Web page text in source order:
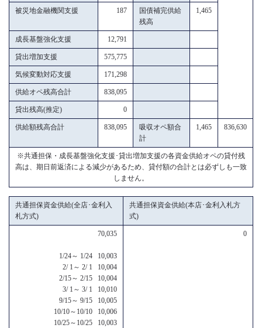
被災地金融機関支援 187
国債補完供給
残高
1,465
成長基盤強化支援 12,791
貸出増加支援 575,775
気候変動対応支援 171,298
供給オペ残高合計 838,095
貸出残高(推定) 0
供給額残高合計 838,095
吸収オペ額合
計
1,465 836,630
※共通担保・成長基盤強化支援･貸出増加支援の各資金供給オペの貸付残
高は、期日前返済による減少があるため、貸付額の合計とは必ずしも一致
しません。
共通担保資金供給(全店･金利入
札方式)
共通担保資金供給(本店･金利入札方
式)
70,035
1/24～ 1/24 10,003
2/ 1～ 2/ 1 10,004
2/15～ 2/15 10,004
3/ 1～ 3/ 1 10,010
9/15～ 9/15 10,005
10/10～10/10 10,006
10/25～10/25 10,003
0